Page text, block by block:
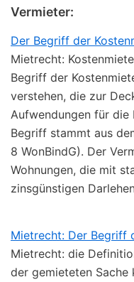
Vermieter:
Der Begriff der
Mietrecht:
Begriff der
verstehen, die zur
Aufwendungen für
Begriff stammt aus
8 WonBindG). Der
Wohnungen, die mit
zinsgünstigen
Mietrecht: Der Begriff
Mietrecht: die
der gemieteten Sache